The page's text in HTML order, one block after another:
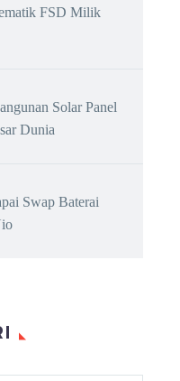
FSD Milik
Solar Panel
Dunia
Swap Baterai